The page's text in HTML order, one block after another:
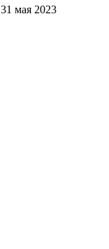
31 мая 2023